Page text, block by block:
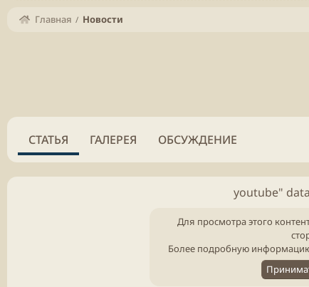
Главная Новости
СТАТЬЯ ГАЛЕРЕЯ ОБСУЖДЕНИЕ
youtube"
Для просмотра этого
Более подробную